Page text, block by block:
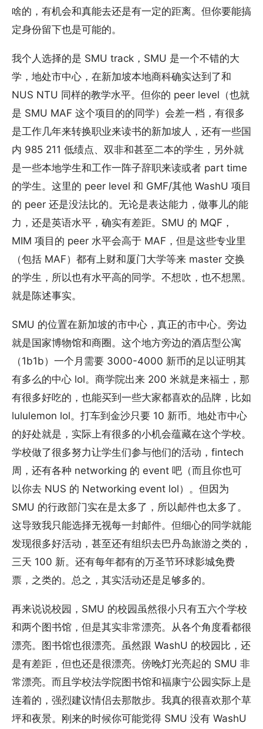
啥的，有机会和真能去还是有一定的距离。但你要能搞
定身份留下也是可能的。
我个人选择的是 SMU track，SMU 是一个不错的大
学，地处市中心，在新加坡本地商科确实达到了和
NUS NTU 同样的教学水平。但你的 peer level（也就
是 SMU MAF 这个项目的的同学）会差一档，有很多
是工作几年来转换职业来读书的新加坡人，还有一些国
内 985 211 低绩点、双非和甚至二本的学生，另外就
是一些本地学生和工作一阵子辞职来读或者 part time
的学生。这里的 peer level 和 GMF/其他 WashU 项目
的 peer 还是没法比的。无论是表达能力，做事儿的能
力，还是英语水平，确实有差距。SMU 的 MQF，
MIM 项目的 peer 水平会高于 MAF，但是这些专业里
（包括 MAF）都有上财和厦门大学等来 master 交换
的学生，所以也有水平高的同学。不想吹，也不想黑。
就是陈述事实。
SMU 的位置在新加坡的市中心，真正的市中心。旁边
就是国家博物馆和商圈。这个地方旁边的酒店型公寓
（1b1b）一个月需要 3000-4000 新币的足以证明其
有多么的中心 lol。商学院出来 200 米就是来福士，那
有很多好吃的，也能买到一些大家都喜欢的品牌，比如
lululemon lol。打车到金沙只要 10 新币。地处市中心
的好处就是，实际上有很多的小机会蕴藏在这个学校。
学校做了很多努力让学生们参与他们的活动，fintech
周，还有各种 networking 的 event 吧（而且你也可
以你去 NUS 的 Networking event lol）。但因为
SMU 的行政部门实在是太多了，所以邮件也太多了。
这导致我只能选择无视每一封邮件。但细心的同学就能
发现很多好活动，甚至还有组织去巴丹岛旅游之类的，
三天 100 新。还有每年都有的万圣节环球影城免费
票，之类的。总之，其实活动还是足够多的。
再来说说校园，SMU 的校园虽然很小只有五六个学校
和两个图书馆，但是其实非常漂亮。从各个角度看都很
漂亮。图书馆也很漂亮。虽然跟 WashU 的校园比，还
是有差距，但也还是很漂亮。傍晚灯光亮起的 SMU 非
常漂亮。而且学校法学院图书馆和福康宁公园实际上是
连着的，强烈建议情侣去那散步。我真的很喜欢那个草
坪和夜景。刚来的时候你可能觉得 SMU 没有 WashU